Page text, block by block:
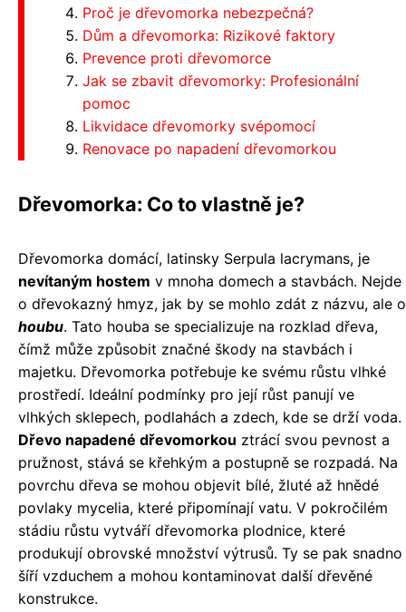
Proč je dřevomorka nebezpečná?
Dům a dřevomorka: Rizikové faktory
Prevence proti dřevomorce
Jak se zbavit dřevomorky: Profesionální
pomoc
Likvidace dřevomorky svépomocí
Renovace po napadení dřevomorkou
Dřevomorka: Co to vlastně je?
Dřevomorka domácí, latinsky Serpula lacrymans, je
nevítaným hostem v mnoha domech a stavbách. Nejde
o dřevokazný hmyz, jak by se mohlo zdát z názvu, ale o
houbu. Tato houba se specializuje na rozklad dřeva,
čímž může způsobit značné škody na stavbách i
majetku. Dřevomorka potřebuje ke svému růstu vlhké
prostředí. Ideální podmínky pro její růst panují ve
vlhkých sklepech, podlahách a zdech, kde se drží voda.
Dřevo napadené dřevomorkou ztrácí svou pevnost a
pružnost, stává se křehkým a postupně se rozpadá. Na
povrchu dřeva se mohou objevit bílé, žluté až hnědé
povlaky mycelia, které připomínají vatu. V pokročilém
stádiu růstu vytváří dřevomorka plodnice, které
produkují obrovské množství výtrusů. Ty se pak snadno
šíří vzduchem a mohou kontaminovat další dřevěné
konstrukce.